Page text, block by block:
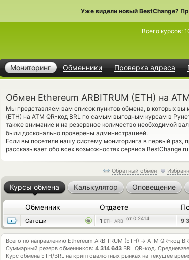
Уже видели новый BestChange?
Мониторинг Обменники Проверка адреса
Всего курсов:
Обмен Ethereum ARBITRUM (ETH) на
Мы представляем вам список пунктов обмена, в которых вы
(ETH) на ATM QR-код BRL по самым выгодным курсам в
также внимание и на резервное количество необходимой
были досконально проверены администрацией.
Если вы посетили нашу систему мониторинга в первый раз,
рассказывает обо всех возможностях сервиса
Обратный обмен
Курсы обмена Калькулятор Оповещение
Обменник Отдаете
Сатоши 1 ETH ARB от 0.2414 9
Всего по направлению Ethereum ARBITRUM (ETH) → ATM QR-код
Суммарный резерв обменников: 4 314 643 BRL QR-код.
Курс обмена ETH/BRL на криптовалютных рынках на текущее